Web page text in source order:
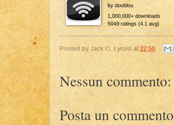
by dooblou
1,000,000+ downloads
5049 ratings (4.1 avg)
Posted by Jack O. Lyroid at22:50
Nessun commento:
Posta un commento